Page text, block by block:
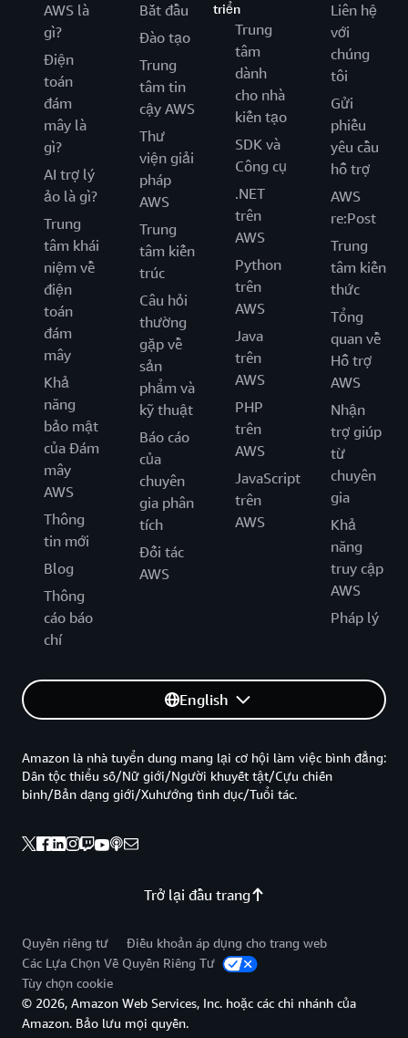
AWS là
gì?
Điện
toán
đám
mây là
gì?
AI trợ lý
ảo là gì?
Trung
tâm khái
niệm về
điện
toán
đám
mây
Khả
năng
bảo mật
của Đám
mây
AWS
Thông
tin mới
Blog
Thông
cáo báo
chí
Bắt đầu
Đào tạo
Trung
tâm tin
cậy AWS
Thư
viện giải
pháp
AWS
Trung
tâm kiến
trúc
Câu hỏi
thường
gặp về
sản
phẩm và
kỹ thuật
Báo cáo
của
chuyên
gia phân
tích
Đối tác
AWS
triển
Trung
tâm
dành
cho nhà
kiến tạo
SDK và
Công cụ
.NET
trên
AWS
Python
trên
AWS
Java
trên
AWS
PHP
trên
AWS
JavaScript
trên
AWS
Liên hệ
với
chúng
tôi
Gửi
phiếu
yêu cầu
hỗ trợ
AWS
re:Post
Trung
tâm kiến
thức
Tổng
quan về
Hỗ trợ
AWS
Nhận
trợ giúp
từ
chuyên
gia
Khả
năng
truy cập
AWS
Pháp lý
English
Trở lại đầu trang
Amazon là nhà tuyển dung mang lại cơ hội làm việc bình đẳng:
Dân tộc thiểu số/Nữ giới/Người khuyết tật/Cựu chiến
binh/Bản dạng giới/Xuhướng tình dục/Tuổi tác.
Quyền riêng tư
Điều khoản áp dụng cho trang web
Các Lựa Chọn Về Quyền Riêng Tư
Tùy chọn cookie
© 2026, Amazon Web Services, Inc. hoặc các chi nhánh của
Amazon. Bảo lưu mọi quyền.